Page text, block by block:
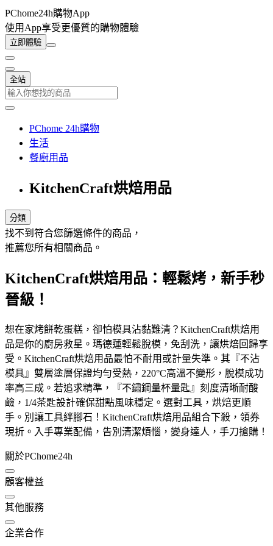
PChome24h購物App
使用App享受更優質的購物體驗
立即體驗
全站
PChome 24h購物
生活
餐廚用品
KitchenCraft烘焙用品
分類
找不到符合您篩選條件的商品，
推薦您所有相關商品。
KitchenCraft烘焙用品：輕鬆烤，新手秒
晉級！
想在家烤餅乾蛋糕，卻怕模具沾黏難清？KitchenCraft烘焙用
品是你的廚房救星。瑪德蓮輕鬆脫模，免刮洗，讓烘焙回歸享
受。KitchenCraft烘焙用品最怕不耐用或計量失準。其『不沾
模具』雙層塗層保證均勻受熱，220°C高溫不變形，脫模成功
率高三成。若追求精準，『不鏽鋼量杯量匙』刻度清晰耐酸
鹼，1/4茶匙設計確保甜點風味穩定。選對工具，烘焙更順
手。別讓工具絆腳石！KitchenCraft烘焙用品組合下殺，領券
現折。入手專業配備，告別清潔煩惱，變身達人，手刀搶購！
關於PChome24h
顧客權益
其他服務
企業合作